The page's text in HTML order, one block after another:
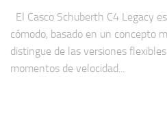
El Casco Schuberth C4 Legacy
cómodo, basado en un concepto
distingue de las versiones
momentos de velocidad...